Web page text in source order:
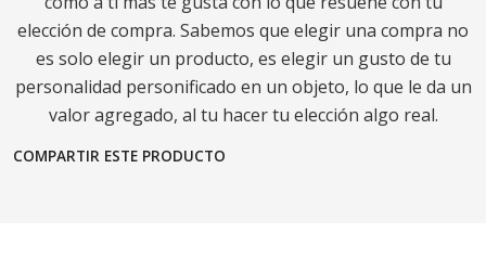
elección de compra. Sabemos que elegir una compra no
es solo elegir un producto, es elegir un gusto de tu
personalidad personificado en un objeto, lo que le da un
valor agregado, al tu hacer tu elección algo real.
COMPARTIR ESTE PRODUCTO